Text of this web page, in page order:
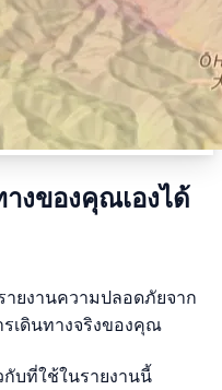
งของคุณเองได้
ยงานความปลอดภัยจาก
เดินทางจริงของคุณ
บที่ใช้ในรายงานนี้